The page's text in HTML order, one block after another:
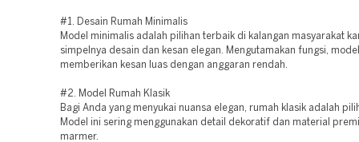
#1. Desain Rumah Minimalis
Model minimalis adalah pilihan terbaik di kalangan masyarakat
simpelnya desain dan kesan elegan. Mengutamakan fungsi,
memberikan kesan luas dengan anggaran rendah.
#2. Model Rumah Klasik
Bagi Anda yang menyukai nuansa elegan, rumah klasik adalah
Model ini sering menggunakan detail dekoratif dan material
marmer.